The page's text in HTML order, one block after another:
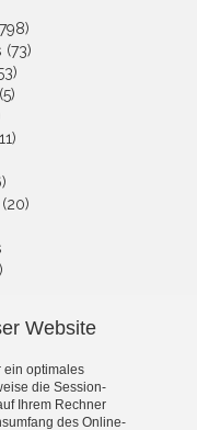
(73)
latest
email.
Website
ein optimales
die Session-
Ihrem Rechner
des Online-